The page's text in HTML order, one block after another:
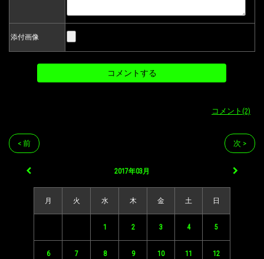
添付画像
コメント(2)
< 前 次 >
2017年03月
月 火 水 木 金 土 日
1 2 3 4 5
6 7 8 9 10 11 12